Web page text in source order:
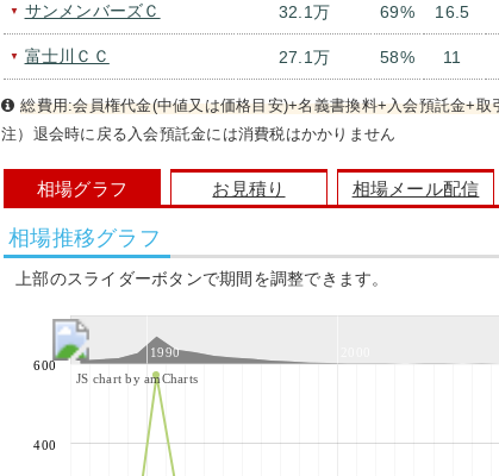
▼ サンメンバーズＣ 32.1万 69% 16.5
▼ 富士川ＣＣ 27.1万 58% 11
総費用:会員権代金(中値又は価格目安)+名義書換料+入会預託金+
注）退会時に戻る入会預託金には消費税はかかりません
相場グラフ お見積り 相場メール配信
相場推移グラフ
上部のスライダーボタンで期間を調整できます。
1990
400
600
JS chart by amCharts